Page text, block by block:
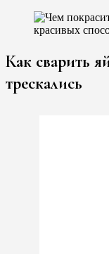
Как сварить
трескались